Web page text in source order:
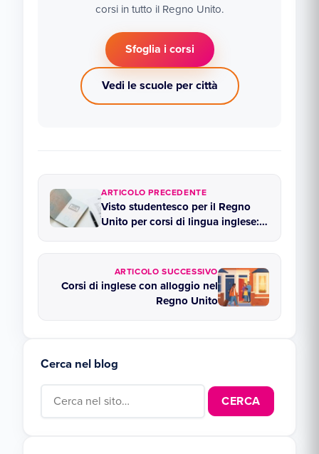
corsi in tutto il Regno Unito.
Sfoglia i corsi
Vedi le scuole per città
ARTICOLO PRECEDENTE
Visto studentesco per il Regno
Unito per corsi di lingua inglese:
ARTICOLO SUCCESSIVO
Corsi di inglese con alloggio nel
Regno Unito
Cerca nel blog